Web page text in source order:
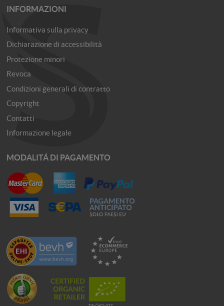
INFORMAZIONI
Informativa sulla privacy
Dichiarazione di accessibilità
Protezione minori
Revoca
Condizioni generali di contratto
Copyright
Contatti
Informazione legale
MODALITÁ DI PAGAMENTO